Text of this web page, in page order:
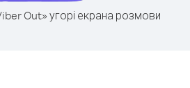
Out» угорі екрана розмови